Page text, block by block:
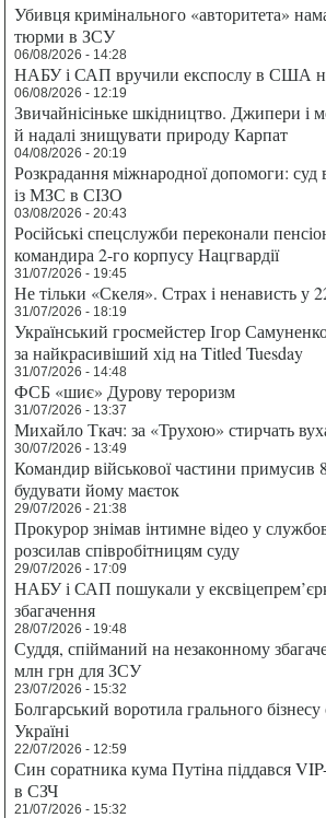
Убивця кримінального «авторитета»
тюрми в ЗСУ
06/08/2026 - 14:28
НАБУ і САП вручили експослу в США
06/08/2026 - 12:19
Звичайнісіньке шкідництво. Джипери і
й надалі знищувати природу Карпат
04/08/2026 - 20:19
Розкрадання міжнародної допомоги: суд
із МЗС в СІЗО
03/08/2026 - 20:43
Російські спецслужби переконали
командира 2-го корпусу Нацгвардії
31/07/2026 - 19:45
Не тільки «Скеля». Страх і ненависть
31/07/2026 - 18:19
Український гросмейстер Ігор
за найкрасивіший хід на Titled Tuesday
31/07/2026 - 14:48
ФСБ «шиє» Дурову тероризм
31/07/2026 - 13:37
Михайло Ткач: за «Трухою» стирчать
30/07/2026 - 13:49
Командир військової частини примусив
будувати йому маєток
29/07/2026 - 21:38
Прокурор знімав інтимне відео у
розсилав співробітницям суду
29/07/2026 - 17:09
НАБУ і САП пошукали у
збагачення
28/07/2026 - 19:48
Суддя, спійманий на незаконному
млн грн для ЗСУ
23/07/2026 - 15:32
Болгарський воротила грального бізнесу
Україні
22/07/2026 - 12:59
Син соратника кума Путіна піддався VIP-
в СЗЧ
21/07/2026 - 15:32